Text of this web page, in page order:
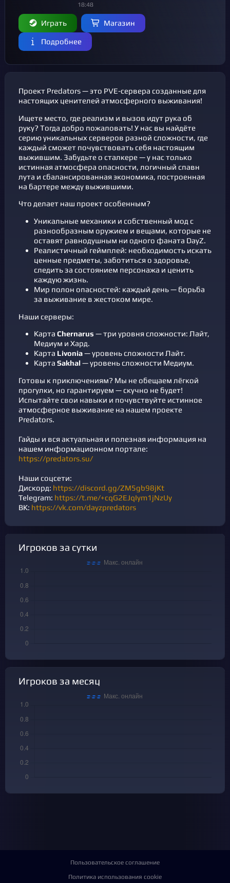
18:48
Играть Магазин
Подробнее
Проект Predators — это PVE-сервера созданные для
настоящих ценителей атмосферного выживания!
Ищете место, где реализм и вызов идут рука об
руку? Тогда добро пожаловать! У нас вы найдёте
серию уникальных серверов разной сложности, где
каждый сможет почувствовать себя настоящим
выжившим. Забудьте о сталкере — у нас только
истинная атмосфера опасности, логичный спавн
лута и сбалансированная экономика, построенная
на бартере между выжившими.
Что делает наш проект особенным?
Уникальные механики и собственный мод с
разнообразным оружием и вещами, которые не
оставят равнодушным ни одного фаната DayZ.
Реалистичный геймплей: необходимость искать
ценные предметы, заботиться о здоровье,
следить за состоянием персонажа и ценить
каждую жизнь.
Мир полон опасностей: каждый день — борьба
за выживание в жестоком мире.
Наши серверы:
Карта Chernarus — три уровня сложности: Лайт,
Медиум и Хард.
Карта Livonia— уровень сложности Лайт.
Карта Sakhal— уровень сложности Медиум.
Готовы к приключениям? Мы не обещаем лёгкой
прогулки, но гарантируем — скучно не будет!
Испытайте свои навыки и почувствуйте истинное
атмосферное выживание на нашем проекте
Predators.
Гайды и вся актуальная и полезная информация на
нашем информационном портале:
https://predators.su/
Наши соцсети:
Дискорд: https://discord.gg/ZM5gb98jKt
Telegram: https://t.me/+cqG2EJqIym1jNzUy
ВК: https://vk.com/dayzpredators
Игроков за сутки
Игроков за месяц
Пользовательское соглашение
Политика использования cookie